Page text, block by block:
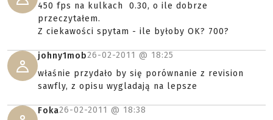
450 fps na kulkach 0.30, o ile dobrze
przeczytałem.
Z ciekawości spytam - ile byłoby OK? 700?
johny1mob26-02-2011 @ 18:25
właśnie przydało by się porównanie z revision
sawfly, z opisu wygladają na lepsze
Foka26-02-2011 @ 18:38